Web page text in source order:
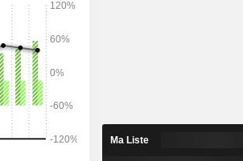
2028
969
2,25%
52 456
Ma Liste